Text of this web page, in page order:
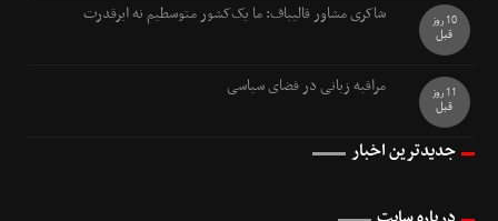
شاکری مشاور قالیباف: ما یک‌کشور متوسطیم نه ابرقدرت 10 روز
قبل
مراقبه زبانی در فضای سیاسی 11 روز
قبل
جدیدترین اخبار